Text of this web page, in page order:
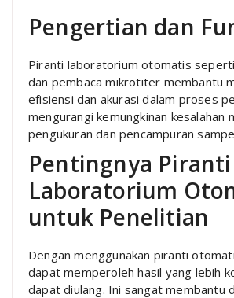
Pengertian dan
Piranti laboratorium otomatis
dan pembaca mikrotiter membantu
efisiensi dan akurasi dalam proses
mengurangi kemungkinan kesalahan
pengukuran dan pencampuran
Pentingnya Piranti
Laboratorium
untuk Penelitian
Dengan menggunakan piranti
dapat memperoleh hasil yang lebih
dapat diulang. Ini sangat membantu